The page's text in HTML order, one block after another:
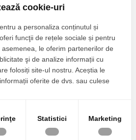
Napoca Intre Lacuri / Tulcea
Napoca Buna-Ziua
Napoca Zorilor / Mircea Eliade
de vanzare
cookie-uri
a personaliza conținutul și
funcţii de rețele sociale și pentru
le oferim partenerilor de
şi de analize informații cu
folosiți site-ul nostru. Aceștia le
oferite de dvs. sau culese
Statistici Marketing